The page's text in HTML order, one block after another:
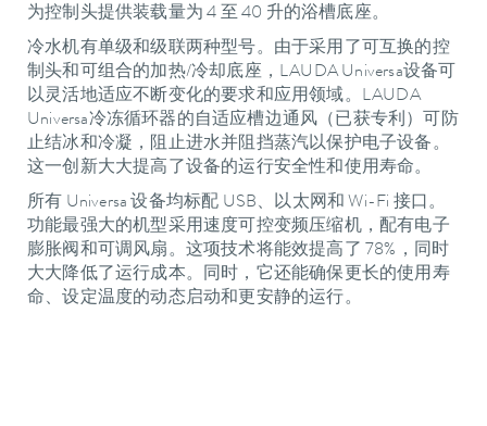
为控制头提供装载量为 4 至 40 升的浴槽底座。
冷水机有单级和级联两种型号。由于采用了可互换的控
制头和可组合的加热/冷却底座，LAUDA Universa设备可
以灵活地适应不断变化的要求和应用领域。LAUDA
Universa冷冻循环器的自适应槽边通风（已获专利）可防
止结冰和冷凝，阻止进水并阻挡蒸汽以保护电子设备。
这一创新大大提高了设备的运行安全性和使用寿命。
所有 Universa 设备均标配 USB、以太网和 Wi-Fi 接口。
功能最强大的机型采用速度可控变频压缩机，配有电子
膨胀阀和可调风扇。这项技术将能效提高了 78%，同时
大大降低了运行成本。同时，它还能确保更长的使用寿
命、设定温度的动态启动和更安静的运行。